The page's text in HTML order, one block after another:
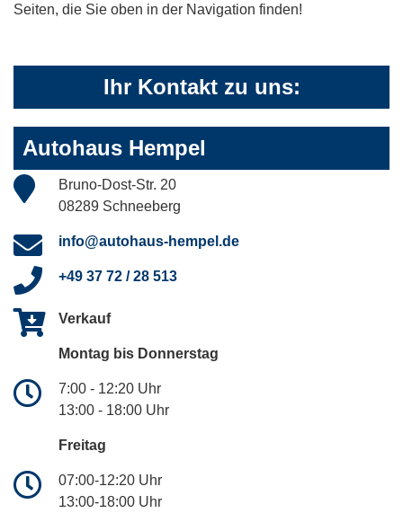
Seiten, die Sie oben in der Navigation finden!
Ihr Kontakt zu uns:
Autohaus Hempel
Bruno-Dost-Str. 20
08289 Schneeberg
info@autohaus-hempel.de
+49 37 72 / 28 513
Verkauf
Montag bis Donnerstag
7:00 - 12:20 Uhr
13:00 - 18:00 Uhr
Freitag
07:00-12:20 Uhr
13:00-18:00 Uhr